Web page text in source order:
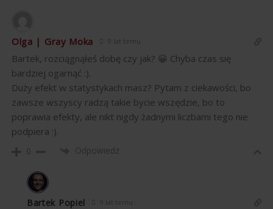
Olga | Gray Moka 9 lat temu
Bartek, rozciągnąłeś dobę czy jak? 😀 Chyba czas się
bardziej ogarnąć :).
Duży efekt w statystykach masz? Pytam z ciekawości, bo
zawsze wszyscy radzą takie bycie wszędzie, bo to
poprawia efekty, ale nikt nigdy żadnymi liczbami tego nie
podpiera :).
0 Odpowiedz
Bartek Popiel 9 lat temu